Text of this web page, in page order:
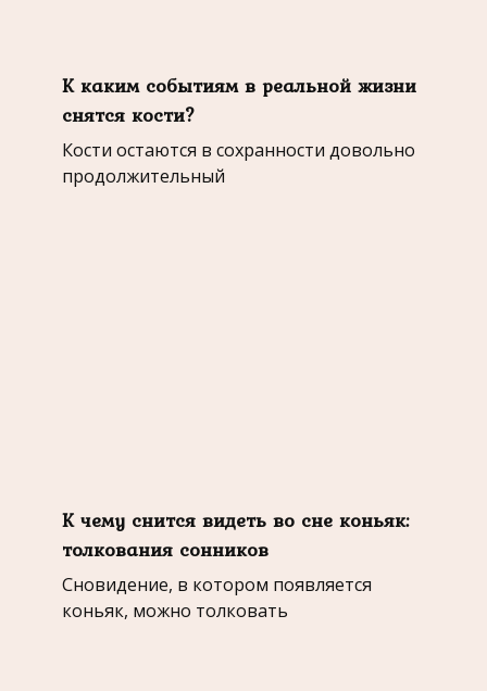
К каким событиям в реальной жизни
снятся кости?
Кости остаются в сохранности довольно
продолжительный
К чему снится видеть во сне коньяк:
толкования сонников
Сновидение, в котором появляется
коньяк, можно толковать